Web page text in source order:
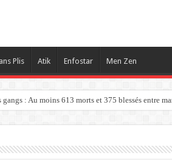
Plis Atik Enfostar Men Zen
: Au moins 613 morts et 375 blessés entre